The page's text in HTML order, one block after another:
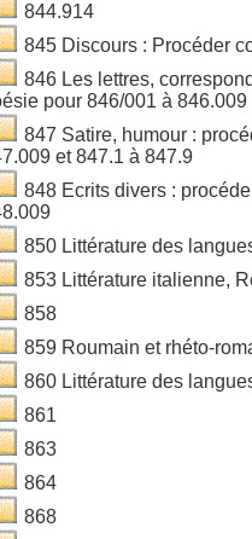
844.914
845 Discours : Procéder
846 Les lettres,
pour 846/001 à
847 Satire, humour :
et 847.1 à 847.9
848 Ecrits divers :
850 Littérature des
853 Littérature italienne,
858
859 Roumain et rhéto-
860 Littérature des
861
863
864
868